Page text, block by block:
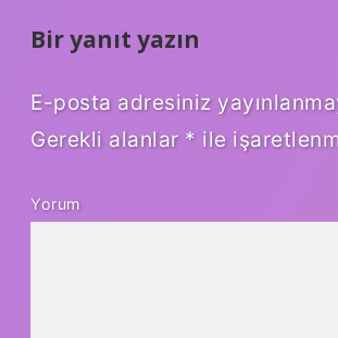
Bir yanıt yazın
E-posta adresiniz
Gerekli alanlar * ile
Yorum